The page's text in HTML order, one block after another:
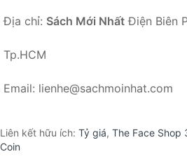
Địa chỉ: Sách Mới Nhất Điện Biên
Tp.HCM
Email: lienhe@sachmoinhat.com
Liên kết hữu ích: Tỷ giá, The Face Shop
Coin